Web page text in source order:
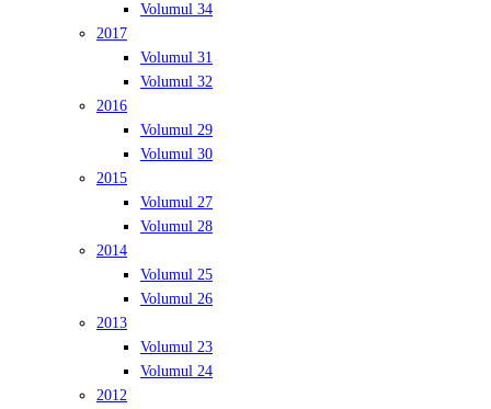
Volumul 34
2017
Volumul 31
Volumul 32
2016
Volumul 29
Volumul 30
2015
Volumul 27
Volumul 28
2014
Volumul 25
Volumul 26
2013
Volumul 23
Volumul 24
2012